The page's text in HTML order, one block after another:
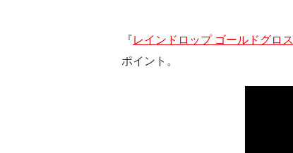
『レインドロップ ゴールドグロス
ポイント。